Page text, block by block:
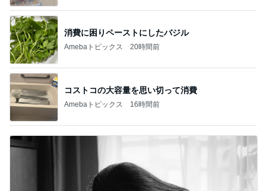
消費に困りペーストにしたバジル
Amebaトピックス 20時間前
コストコの大容量を思い切って消費
Amebaトピックス 16時間前